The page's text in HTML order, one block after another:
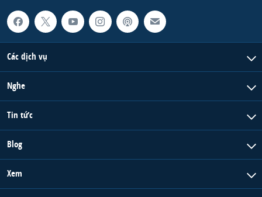
Các dịch vụ
Nghe
Tin tức
Blog
Xem